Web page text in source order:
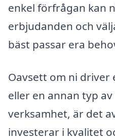
enkel förfrågan kan
erbjudanden och
bäst passar era
Oavsett om ni
eller en annan typ
verksamhet, är det
investerar i kvalitet